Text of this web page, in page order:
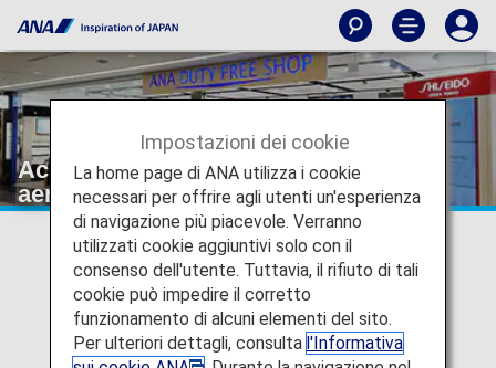
Acquisti nei negozi duty free degli
aeroporti
Impostazioni dei cookie
La home page di ANA utilizza i cookie
necessari per offrire agli utenti un'esperienza
di navigazione più piacevole. Verranno
utilizzati cookie aggiuntivi solo con il
consenso dell'utente. Tuttavia, il rifiuto di tali
cookie può impedire il corretto
funzionamento di alcuni elementi del sito.
Per ulteriori dettagli, consulta l'Informativa